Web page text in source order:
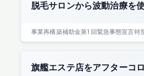
脱毛サロンから波動治療を
事業再構築補助金第1回緊急事態宣言特
旗艦エステ店をアフターコ